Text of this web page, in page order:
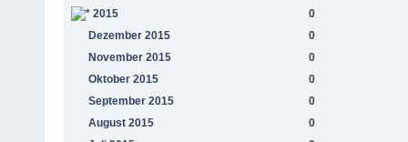
2015
0
Dezember 2015
0
November 2015
0
Oktober 2015
0
September 2015
0
August 2015
0